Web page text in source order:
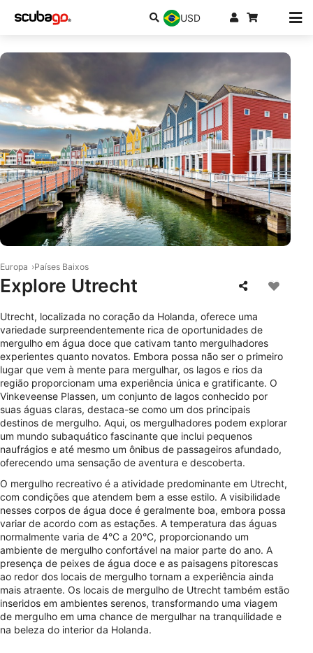
USD
Europa Países Baixos
Explore Utrecht
Utrecht, localizada no coração da Holanda, oferece uma
variedade surpreendentemente rica de oportunidades de
mergulho em água doce que cativam tanto mergulhadores
experientes quanto novatos. Embora possa não ser o primeiro
lugar que vem à mente para mergulhar, os lagos e rios da
região proporcionam uma experiência única e gratificante. O
Vinkeveense Plassen, um conjunto de lagos conhecido por
suas águas claras, destaca-se como um dos principais
destinos de mergulho. Aqui, os mergulhadores podem explorar
um mundo subaquático fascinante que inclui pequenos
naufrágios e até mesmo um ônibus de passageiros afundado,
oferecendo uma sensação de aventura e descoberta.
O mergulho recreativo é a atividade predominante em Utrecht,
com condições que atendem bem a esse estilo. A visibilidade
nesses corpos de água doce é geralmente boa, embora possa
variar de acordo com as estações. A temperatura das águas
normalmente varia de 4°C a 20°C, proporcionando um
ambiente de mergulho confortável na maior parte do ano. A
presença de peixes de água doce e as paisagens pitorescas
ao redor dos locais de mergulho tornam a experiência ainda
mais atraente. Os locais de mergulho de Utrecht também estão
inseridos em ambientes serenos, transformando uma viagem
de mergulho em uma chance de mergulhar na tranquilidade e
na beleza do interior da Holanda.